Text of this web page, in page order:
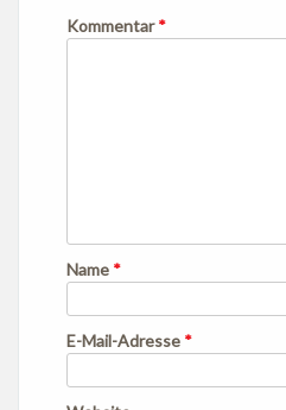
Kommentar*
Name *
E-Mail-Adresse *